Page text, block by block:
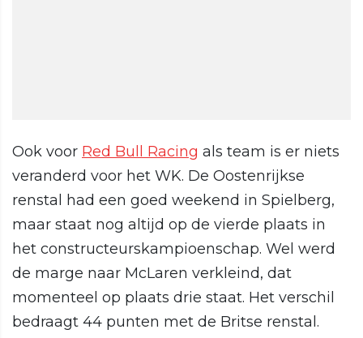
Ook voor Red Bull Racing als team is er niets
veranderd voor het WK. De Oostenrijkse
renstal had een goed weekend in Spielberg,
maar staat nog altijd op de vierde plaats in
het constructeurskampioenschap. Wel werd
de marge naar McLaren verkleind, dat
momenteel op plaats drie staat. Het verschil
bedraagt 44 punten met de Britse renstal.